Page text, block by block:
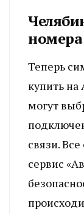
Теперь
купить
могут
связи.
сервис